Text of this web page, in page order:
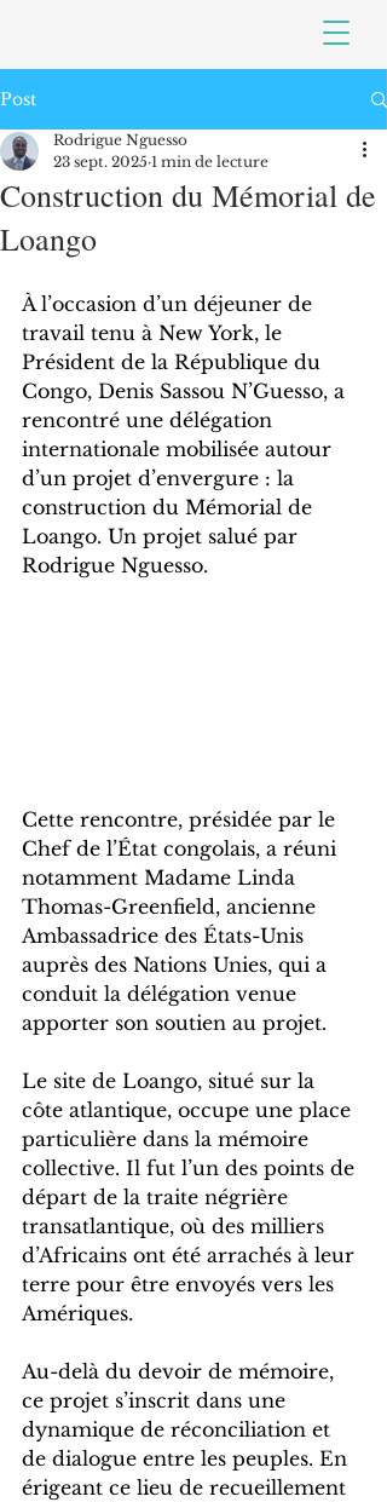
Post
Construction du Mémorial de
Loango
Rodrigue Nguesso
23 sept. 2025 1 min de lecture
À l’occasion d’un déjeuner de
travail tenu à New York, le
Président de la République du
Congo, Denis Sassou N’Guesso, a
rencontré une délégation
internationale mobilisée autour
d’un projet d’envergure : la
construction du Mémorial de
Loango. Un projet salué par
Rodrigue Nguesso.
Cette rencontre, présidée par le
Chef de l’État congolais, a réuni
notamment Madame Linda
Thomas-Greenfield, ancienne
Ambassadrice des États-Unis
auprès des Nations Unies, qui a
conduit la délégation venue
apporter son soutien au projet.
Le site de Loango, situé sur la
côte atlantique, occupe une place
particulière dans la mémoire
collective. Il fut l’un des points de
départ de la traite négrière
transatlantique, où des milliers
d’Africains ont été arrachés à leur
terre pour être envoyés vers les
Amériques.
Au-delà du devoir de mémoire,
ce projet s’inscrit dans une
dynamique de réconciliation et
de dialogue entre les peuples. En
érigeant ce lieu de recueillement